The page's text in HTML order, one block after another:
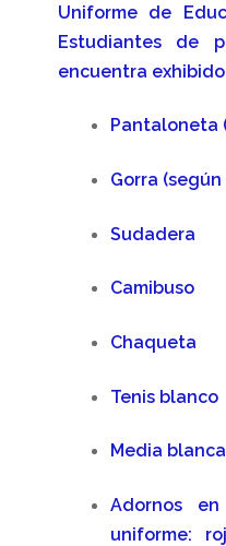
Uniforme de
Estudiantes de
encuentra
Pantaloneta
Gorra
Sudadera
Camibuso
Chaqueta
Tenis blanco
Media
Adornos
uniforme: